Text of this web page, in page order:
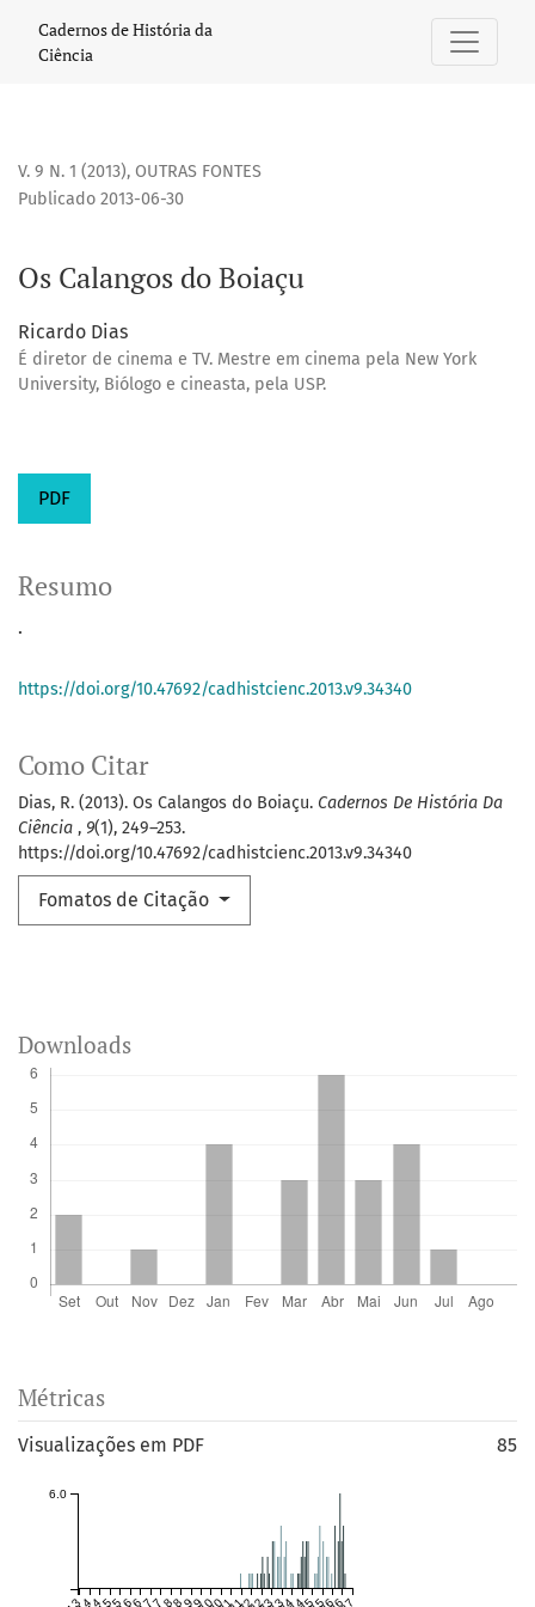
Cadernos de História da
Ciência
V. 9 N. 1 (2013), OUTRAS FONTES
Os Calangos do Boiaçu
Publicado 2013-06-30
Ricardo Dias
É diretor de cinema e TV. Mestre em cinema pela New York
University, Biólogo e cineasta, pela USP.
PDF
Como Citar
Dias, R. (2013). Os Calangos do Boiaçu. Cadernos De História Da
Ciência , 9(1), 249–253.
https://doi.org/10.47692/cadhistcienc.2013.v9.34340
Fomatos de Citação
Resumo
.
https://doi.org/10.47692/cadhistcienc.2013.v9.34340
Downloads
Métricas
Visualizações em PDF 85
6.0